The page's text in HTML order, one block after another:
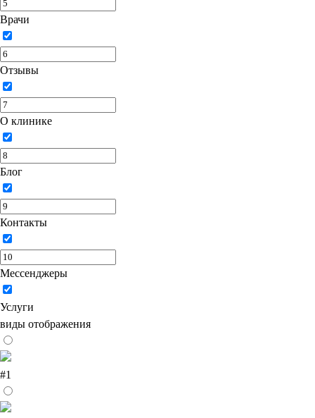
Врачи
Отзывы
О клинике
Блог
Контакты
Мессенджеры
Услуги
виды отображения
#1